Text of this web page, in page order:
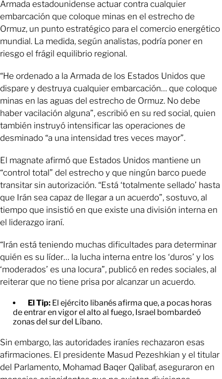
Armada estadounidense actuar contra cualquier
embarcación que coloque minas en el estrecho de
Ormuz, un punto estratégico para el comercio energético
mundial. La medida, según analistas, podría poner en
riesgo el frágil equilibrio regional.
“He ordenado a la Armada de los Estados Unidos que
dispare y destruya cualquier embarcación… que coloque
minas en las aguas del estrecho de Ormuz. No debe
haber vacilación alguna”, escribió en su red social, quien
también instruyó intensificar las operaciones de
desminado “a una intensidad tres veces mayor”.
El magnate afirmó que Estados Unidos mantiene un
“control total” del estrecho y que ningún barco puede
transitar sin autorización. “Está ‘totalmente sellado’ hasta
que Irán sea capaz de llegar a un acuerdo”, sostuvo, al
tiempo que insistió en que existe una división interna en
el liderazgo iraní.
“Irán está teniendo muchas dificultades para determinar
quién es su líder… la lucha interna entre los ‘duros’ y los
‘moderados’ es una locura”, publicó en redes sociales, al
reiterar que no tiene prisa por alcanzar un acuerdo.
El Tip: El ejército libanés afirma que, a pocas horas
de entrar en vigor el alto al fuego, Israel bombardeó
zonas del sur del Líbano.
Sin embargo, las autoridades iraníes rechazaron esas
afirmaciones. El presidente Masud Pezeshkian y el titular
del Parlamento, Mohamad Baqer Qalibaf, aseguraron en